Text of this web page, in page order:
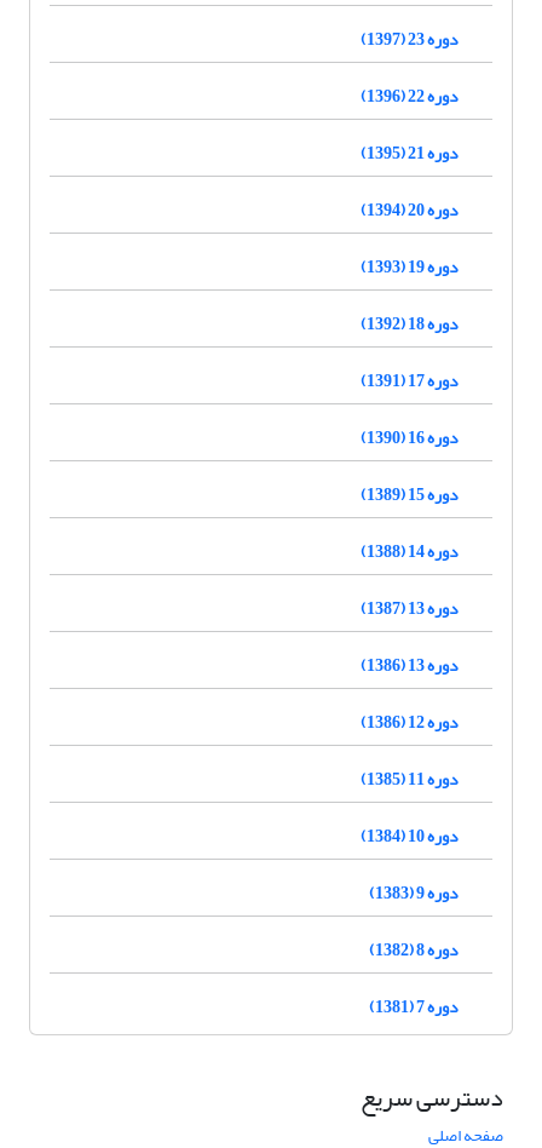
دوره 23 (1397)
دوره 22 (1396)
دوره 21 (1395)
دوره 20 (1394)
دوره 19 (1393)
دوره 18 (1392)
دوره 17 (1391)
دوره 16 (1390)
دوره 15 (1389)
دوره 14 (1388)
دوره 13 (1387)
دوره 13 (1386)
دوره 12 (1386)
دوره 11 (1385)
دوره 10 (1384)
دوره 9 (1383)
دوره 8 (1382)
دوره 7 (1381)
دسترسی سریع
صفحه اصلی